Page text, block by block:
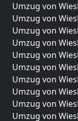
Umzug von
Umzug von
Umzug von
Umzug von
Umzug von
Umzug von
Umzug von
Umzug von
Umzug von
Umzug von